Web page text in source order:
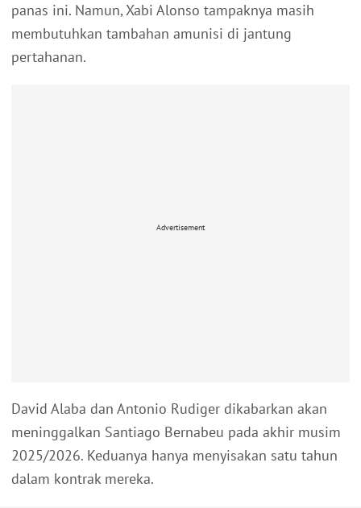
panas ini. Namun, Xabi Alonso tampaknya masih
membutuhkan tambahan amunisi di jantung
pertahanan.
Advertisement
David Alaba dan Antonio Rudiger dikabarkan akan
meninggalkan Santiago Bernabeu pada akhir musim
2025/2026. Keduanya hanya menyisakan satu tahun
dalam kontrak mereka.